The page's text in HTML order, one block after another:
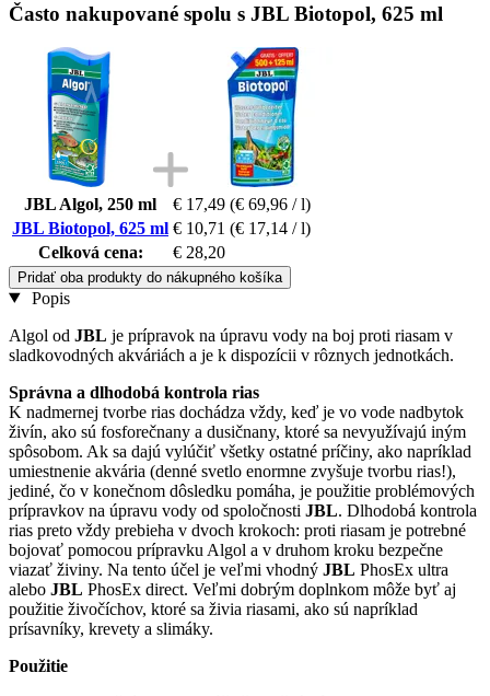
Často nakupované spolu s JBL Biotopol, 625 ml
JBL Algol, 250 ml € 17,49 (€ 69,96 / l)
JBL Biotopol, 625 ml € 10,71 (€ 17,14 / l)
Celková cena:
€ 28,20
Pridať oba produkty do nákupného košíka
Popis
Algol od JBL je prípravok na úpravu vody na boj proti riasam v
sladkovodných akváriách a je k dispozícii v rôznych jednotkách.
Správna a dlhodobá kontrola rias
K nadmernej tvorbe rias dochádza vždy, keď je vo vode nadbytok
živín, ako sú fosforečnany a dusičnany, ktoré sa nevyužívajú iným
spôsobom. Ak sa dajú vylúčiť všetky ostatné príčiny, ako napríklad
umiestnenie akvária (denné svetlo enormne zvyšuje tvorbu rias!),
jediné, čo v konečnom dôsledku pomáha, je použitie problémových
prípravkov na úpravu vody od spoločnosti JBL. Dlhodobá kontrola
rias preto vždy prebieha v dvoch krokoch: proti riasam je potrebné
bojovať pomocou prípravku Algol a v druhom kroku bezpečne
viazať živiny. Na tento účel je veľmi vhodný JBL PhosEx ultra
alebo JBL PhosEx direct. Veľmi dobrým doplnkom môže byť aj
použitie živočíchov, ktoré sa živia riasami, ako sú napríklad
prísavníky, krevety a slimáky.
Použitie